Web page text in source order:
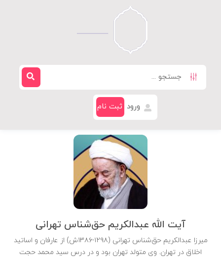
ورود ثبت نام
آیت الله عبدالکریم حق‌شناس تهرانی
میرزا عبدالکریم حق‌شناس تهرانی (۱۲۹۸-۱۳۸۶ش) از عارفان و اساتید
اخلاق در تهران. وی متولد تهران بود و در درس سید محمد حجت